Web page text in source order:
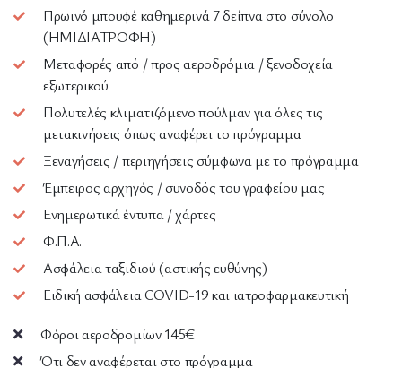
Πρωινό μπουφέ καθημερινά 7 δείπνα στο σύνολο
(ΗΜΙΔΙΑΤΡΟΦΗ)
Μεταφορές από / προς αεροδρόμια / ξενοδοχεία
εξωτερικού
Πολυτελές κλιματιζόμενο πούλμαν για όλες τις
μετακινήσεις όπως αναφέρει το πρόγραμμα
Ξεναγήσεις / περιηγήσεις σύμφωνα με το πρόγραμμα
Έμπειρος αρχηγός / συνοδός του γραφείου μας
Ενημερωτικά έντυπα / χάρτες
Φ.Π.Α.
Ασφάλεια ταξιδιού (αστικής ευθύνης)
Ειδική ασφάλεια COVID-19 και ιατροφαρμακευτική
Φόροι αεροδρομίων 145€
Ότι δεν αναφέρεται στο πρόγραμμα